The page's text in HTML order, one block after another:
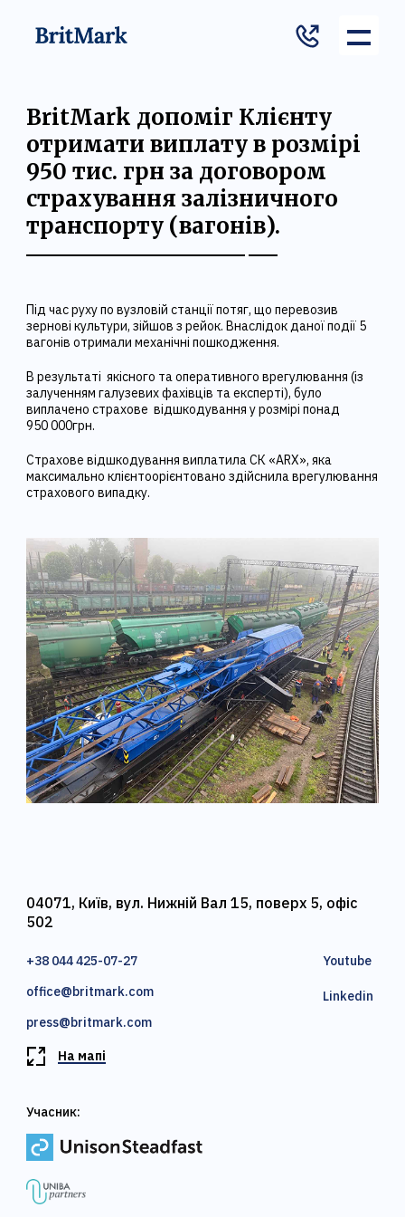
BritMark допоміг Клієнту
отримати виплату в розмірі
950 тис. грн за договором
страхування залізничного
транспорту (вагонів).
Під час руху по вузловій станції потяг, що перевозив
зернові культури, зійшов з рейок. Внаслідок даної події 5
вагонів отримали механічні пошкодження.
В результаті якісного та оперативного врегулювання (із
залученням галузевих фахівців та експерті), було
виплачено страхове відшкодування у розмірі понад
950 000грн.
Страхове відшкодування виплатила СК «ARX», яка
максимально клієнтоорієнтовано здійснила врегулювання
страхового випадку.
04071, Київ, вул. Нижній Вал 15, поверх 5, офіс
502
+38 044 425-07-27
office@britmark.com
press@britmark.com
Youtube
Linkedin
На мапі
Учасник: